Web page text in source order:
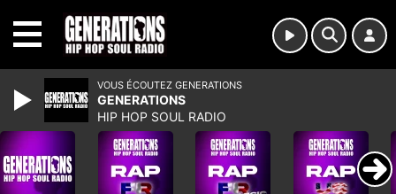
VOUS ÉCOUTEZ GENERATIONS
GENERATIONS
HIP HOP SOUL RADIO